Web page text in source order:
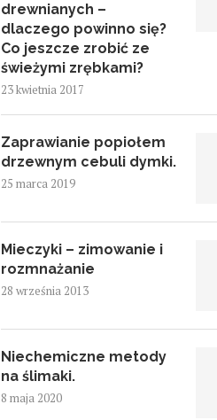
drewnianych –
dlaczego powinno się?
Co jeszcze zrobić ze
świeżymi zrębkami?
23 kwietnia 2017
Zaprawianie popiołem
drzewnym cebuli dymki.
25 marca 2019
Mieczyki – zimowanie i
rozmnażanie
28 września 2013
Niechemiczne metody
na ślimaki.
8 maja 2020